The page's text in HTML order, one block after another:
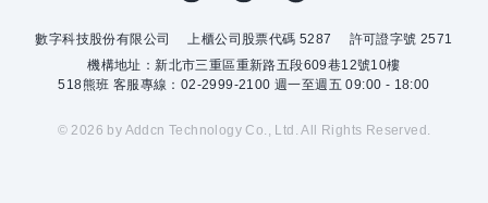
數字科技股份有限公司 上櫃公司股票代碼 5287
許可證字號 2571
機構地址：新北市三重區重新路五段609巷12號10樓
518熊班 客服專線：02-2999-2100 週一至週五 09:00 - 18:00
© 2026 by Addcn Technology Co., Ltd. All Rights Reserved.